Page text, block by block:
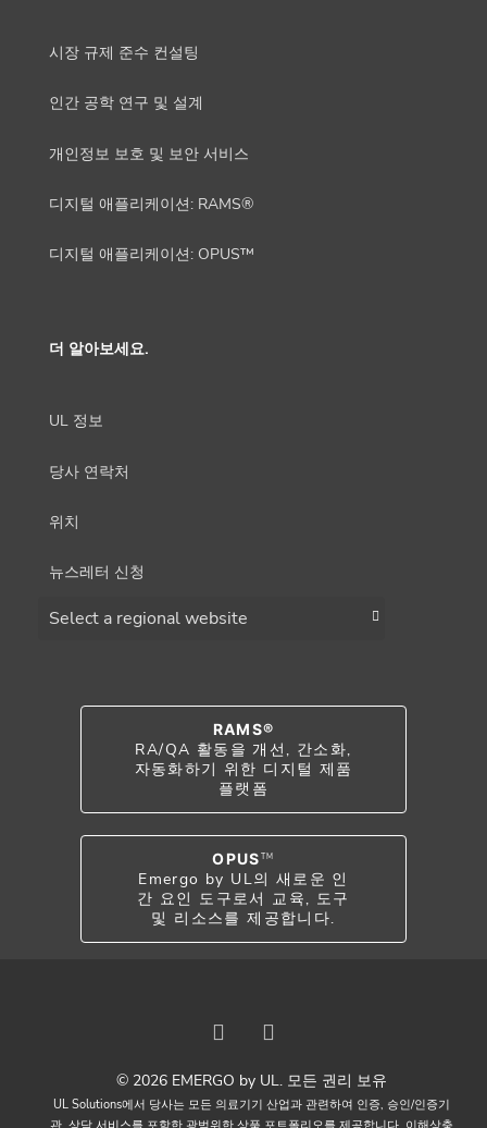
시장 규제 준수 컨설팅
인간 공학 연구 및 설계
개인정보 보호 및 보안 서비스
디지털 애플리케이션: RAMS®
디지털 애플리케이션: OPUS™
더 알아보세요.
UL 정보
당사 연락처
위치
뉴스레터 신청
RAMS®
RA/QA 활동을 개선, 간소화,
자동화하기 위한 디지털 제품
플랫폼
OPUS TM
Emergo by UL의 새로운 인
간 요인 도구로서 교육, 도구
및 리소스를 제공합니다.
© 2026 EMERGO by UL. 모든 권리 보유
UL Solutions에서 당사는 모든 의료기기 산업과 관련하여 인증, 승인/인증기